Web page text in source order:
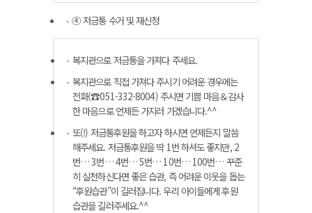
④ 저금통 수거 및 재신청
복지관으로 저금통을 가져다 주세요.
복지관으로 직접 가져다 주시기 어려운 경우에는
전화(☎051-332-8004) 주시면 기쁨 마음＆감사
한 마음으로 언제든 가지러 가겠습니다.^^
또(!) 저금통후원을 하고자 하시면 언제든지 말씀
해주세요. 저금통후원을 딱 1번 하셔도 좋지만, 2
번… 3번… 4번… 5번… 10번… 100번… 꾸준
히 실천하신다면 좋은 습관, 즉 어려운 이웃을 돕는
“후원습관”이 길러집니다. 우리 아이들에게 후원
습관을 길러주세요.^^